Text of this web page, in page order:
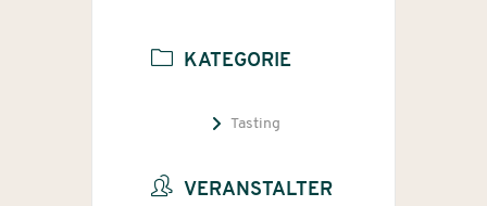
KATEGORIE
Tasting
VERANSTALTER